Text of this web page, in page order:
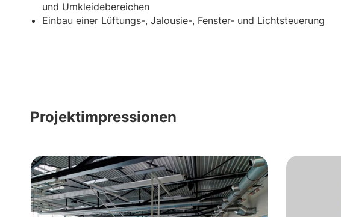
und Umkleidebereichen
Einbau einer Lüftungs-, Jalousie-, Fenster- und Lichtsteuerung
Projektimpressionen